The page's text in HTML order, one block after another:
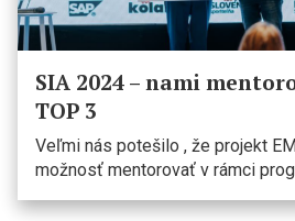
SIA 2024 – nami
TOP 3
Veľmi nás potešilo , že projekt
možnosť mentorovať v rámci